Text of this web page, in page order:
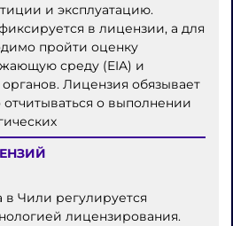
и эксплуатацию.
в лицензии, а для
пройти оценку
среду (EIA) и
Лицензия обязывает
о выполнении
Чили регулируется
лицензирования.